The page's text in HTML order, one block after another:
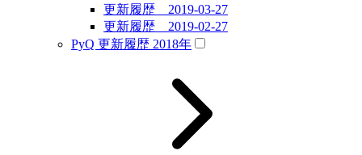
更新履歴 2019-03-27
更新履歴 2019-02-27
PyQ 更新履歴 2018年